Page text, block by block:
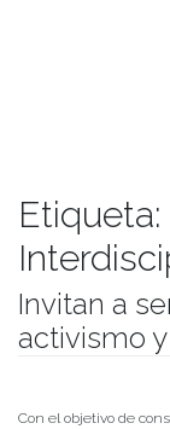
Etiqueta:
Invitan a
activismo
Con el objetivo de